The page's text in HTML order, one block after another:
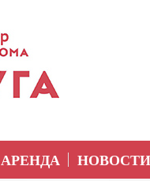
АРЕНДА НОВОСТИ